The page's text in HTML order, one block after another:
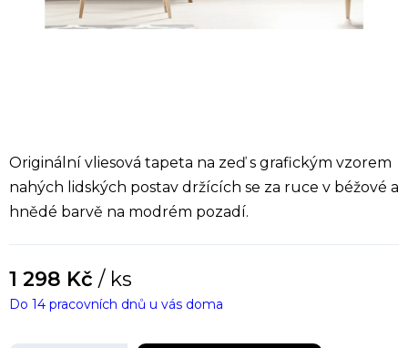
Originální vliesová tapeta na zeď s grafickým vzorem
nahých lidských postav držících se za ruce v béžové a
hnědé barvě na modrém pozadí.
1 298 Kč / ks
Do 14 pracovních dnů u vás doma